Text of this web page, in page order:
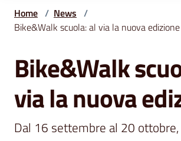
tematiche
Amministrazione
Home / News /
Bike&Walk scuola: al via la nuova edizione
Salta al contenuto
Bike&Walk
via la nuova
Dal 16 settembre al 20